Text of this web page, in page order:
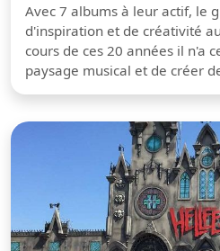
Avec 7 albums à leur actif, le
d'inspiration et de créativité
cours de ces 20 années il n'a
paysage musical et de créer